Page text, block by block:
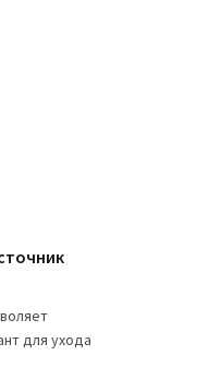
для ухода